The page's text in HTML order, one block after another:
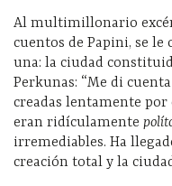
Al multimillonario
cuentos de Papini, se le
una: la ciudad
Perkunas: “Me di cuenta
creadas lentamente por
eran ridículamente
irremediables. Ha
creación total y la